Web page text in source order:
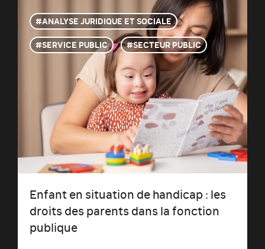
ANALYSE JURIDIQUE ET SOCIALE
SERVICE PUBLIC
SECTEUR PUBLIC
Enfant en situation de handicap : les
droits des parents dans la fonction
publique